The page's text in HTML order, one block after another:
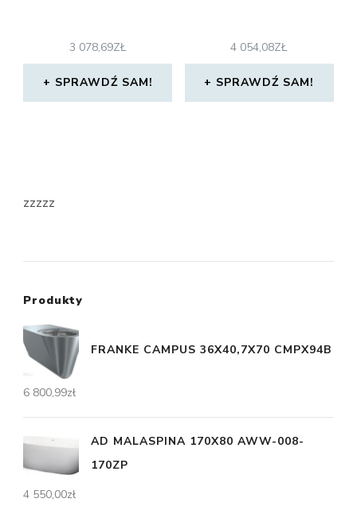
3 078,69ZŁ
SPRAWDŹ SAM!
4 054,08ZŁ
SPRAWDŹ SAM!
zzzzz
Produkty
FRANKE CAMPUS 36X40,7X70 CMPX94B
6 800,99zł
AD MALASPINA 170X80 AWW-008-
170ZP
4 550,00zł